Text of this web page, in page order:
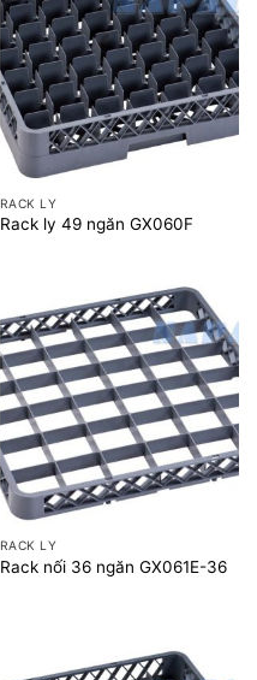
RACK LY
Rack ly 49 ngăn GX060F
RACK LY
Rack nối 36 ngăn GX061E-36